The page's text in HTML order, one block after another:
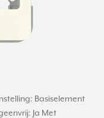
Basiselement
Ja Met